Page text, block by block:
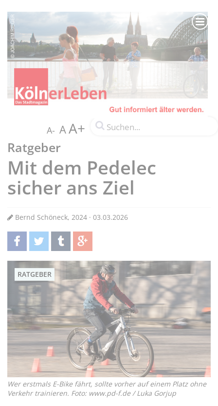
A- AA+
Ratgeber
Mit dem Pedelec
sicher ans Ziel
Bernd Schöneck, 2024 · 03.03.2026
teilentwittern teilen teilen
RATGEBER
Wer erstmals E-Bike fährt, sollte vorher auf einem Platz ohne
Verkehr trainieren. Foto: www.pd-f.de / Luka Gorjup